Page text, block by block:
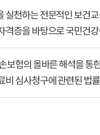
실천하는 전문적인 보건
격증을 바탕으로 국민건
보험의 올바른 해석을 통
비 심사청구에 관련된 법